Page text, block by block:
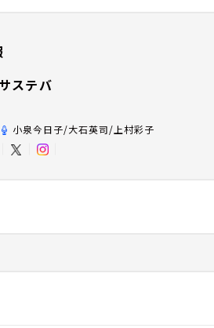
サステバ
小泉今日子/大石英司/上村彩子